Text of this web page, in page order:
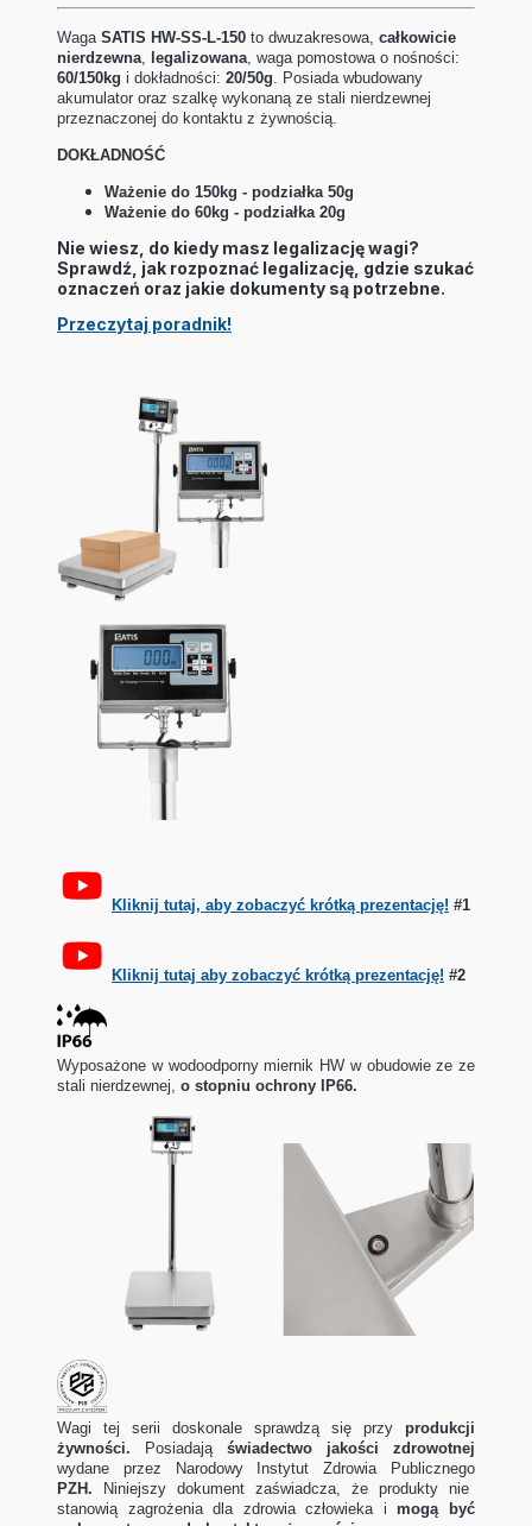
Waga SATIS HW-SS-L-150 to dwuzakresowa, całkowicie
nierdzewna legalizowana , waga pomostowa o nośności:
60/150kg i dokładności: 20/50g . Posiada wbudowany
akumulator oraz szalkę wykonaną ze stali nierdzewnej
przeznaczonej do kontaktu z żywnością.
DOKŁADNOŚĆ
Ważenie do 150kg - podziałka 50g
Ważenie do 60kg - podziałka 20g
Nie wiesz, do kiedy masz legalizację wagi?
Sprawdź, jak rozpoznać legalizację, gdzie szukać
oznaczeń oraz jakie dokumenty są potrzebne.
Przeczytaj poradnik!
Kliknij tutaj, aby zobaczyć krótką prezentację! #1
Kliknij tutaj aby zobaczyć krótką prezentację! #2
Wyposażone w wodoodporny miernik HW w obudowie ze ze
stali nierdzewnej, o stopniu ochrony IP66.
Wagi tej serii doskonale sprawdzą się przy produkcji
żywności.
Posiadająświadectwo jakości zdrowotnej
wydane przez Narodowy Instytut Zdrowia Publicznego
PZH.
Niniejszy dokument zaświadcza, że produkty nie
stanowią zagrożenia dla zdrowia człowieka imogą być